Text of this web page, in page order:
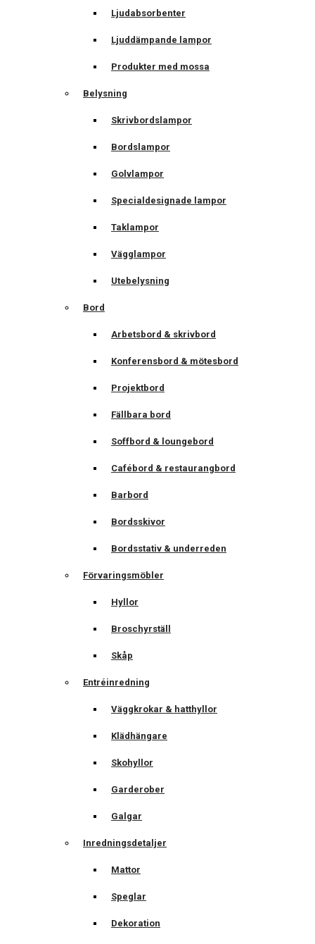
Ljudabsorbenter
Ljuddämpande lampor
Produkter med mossa
Belysning
Skrivbordslampor
Bordslampor
Golvlampor
Specialdesignade lampor
Taklampor
Vägglampor
Utebelysning
Bord
Arbetsbord & skrivbord
Konferensbord & mötesbord
Projektbord
Fällbara bord
Soffbord & loungebord
Cafébord & restaurangbord
Barbord
Bordsskivor
Bordsstativ & underreden
Förvaringsmöbler
Hyllor
Broschyrställ
Skåp
Entréinredning
Väggkrokar & hatthyllor
Klädhängare
Skohyllor
Garderober
Galgar
Inredningsdetaljer
Mattor
Speglar
Dekoration